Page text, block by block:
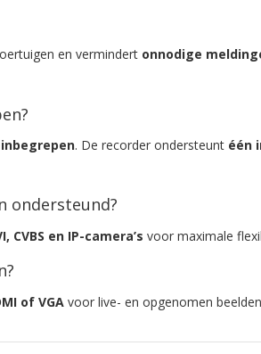
en vermindert onnodige
. De recorder ondersteunt één
ondersteund?
CVBS en IP-camera’s voor maximale
of VGAvoor live- en opgenomen